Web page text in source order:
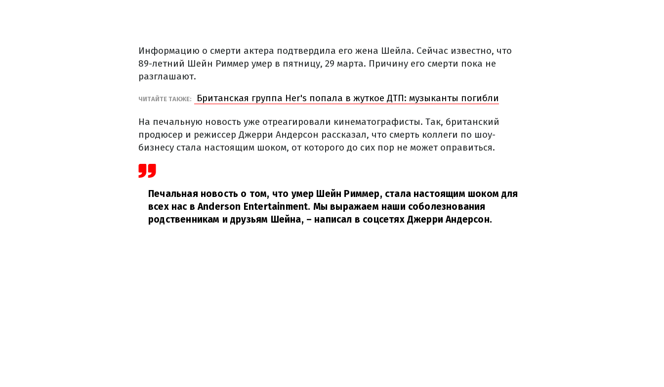
Информацию о смерти актера подтвердила его жена Шейла. Сейчас известно, что
89-летний Шейн Риммер умер в пятницу, 29 марта. Причину его смерти пока не
разглашают.
ЧИТАЙТЕ ТАКЖЕ: Британская группа Her's попала в жуткое ДТП: музыканты погибли
На печальную новость уже отреагировали кинематографисты. Так, британский
продюсер и режиссер Джерри Андерсон рассказал, что смерть коллеги по шоу-
бизнесу стала настоящим шоком, от которого до сих пор не может оправиться.
Печальная новость о том, что умер Шейн Риммер, стала настоящим шоком для
всех нас в Anderson Entertainment. Мы выражаем наши соболезнования
родственникам и друзьям Шейна, – написал в соцсетях Джерри Андерсон.